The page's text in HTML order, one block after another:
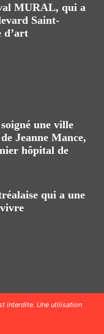
MURAL, qui a
Saint-
d’art
une ville
Jeanne Mance,
hôpital de
qui a une
interdite. Une utilisation